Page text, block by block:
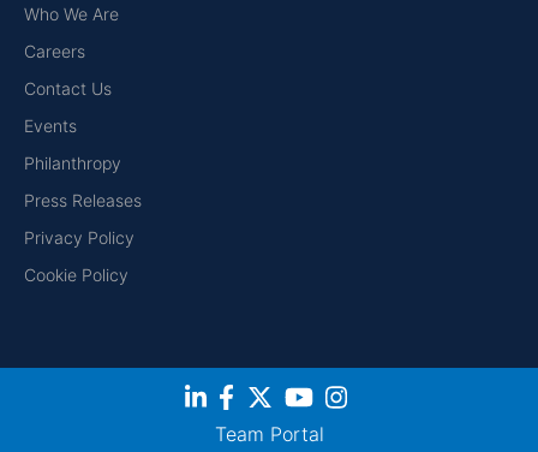
Who We Are
Careers
Contact Us
Events
Philanthropy
Press Releases
Privacy Policy
Cookie Policy
Team Portal